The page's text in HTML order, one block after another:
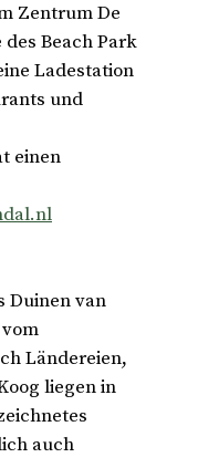
Zentrum De
Beach Park
Ladestation
und
einen
Duinen van
Ländereien,
liegen in
auch